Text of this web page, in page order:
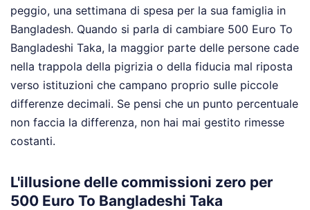
peggio, una settimana di spesa per la sua famiglia in
Bangladesh. Quando si parla di cambiare 500 Euro To
Bangladeshi Taka, la maggior parte delle persone cade
nella trappola della pigrizia o della fiducia mal riposta
verso istituzioni che campano proprio sulle piccole
differenze decimali. Se pensi che un punto percentuale
non faccia la differenza, non hai mai gestito rimesse
costanti.
L'illusione delle commissioni zero per
500 Euro To Bangladeshi Taka